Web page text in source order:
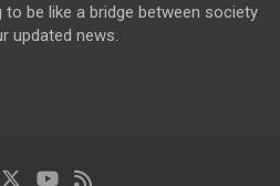
be like a bridge between society
updated news.